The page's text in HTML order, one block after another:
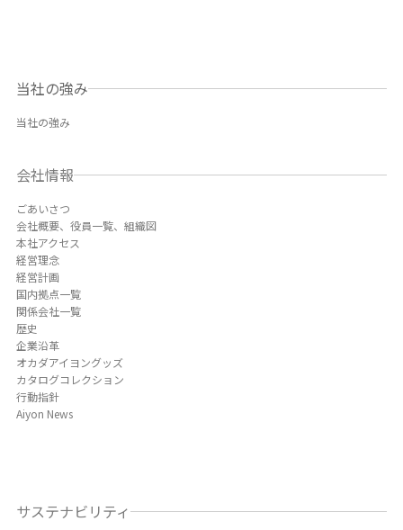
当社の強み
当社の強み
会社情報
ごあいさつ
会社概要、役員一覧、組織図
本社アクセス
経営理念
経営計画
国内拠点一覧
関係会社一覧
歴史
企業沿革
オカダアイヨングッズ
カタログコレクション
行動指針
Aiyon News
サステナビリティ